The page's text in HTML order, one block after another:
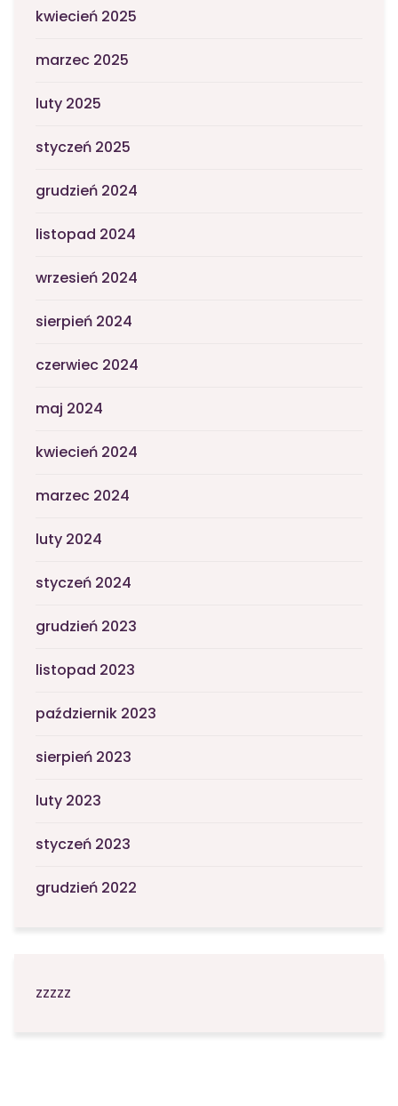
kwiecień 2025
marzec 2025
luty 2025
styczeń 2025
grudzień 2024
listopad 2024
wrzesień 2024
sierpień 2024
czerwiec 2024
maj 2024
kwiecień 2024
marzec 2024
luty 2024
styczeń 2024
grudzień 2023
listopad 2023
październik 2023
sierpień 2023
luty 2023
styczeń 2023
grudzień 2022
zzzzz